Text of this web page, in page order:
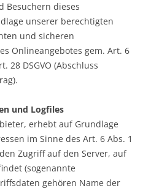
Besuchern dieses
unserer berechtigten
und sicheren
Onlineangebotes gem. Art. 6
28 DSGVO (Abschluss
und Logfiles
erhebt auf Grundlage
im Sinne des Art. 6 Abs. 1
Zugriff auf den Server, auf
(sogenannte
gehören Name der